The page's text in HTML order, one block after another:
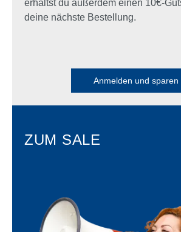
erhältst du außerdem einen 10€-
deine nächste Bestellung.
Anmelden und sparen
ZUM SALE